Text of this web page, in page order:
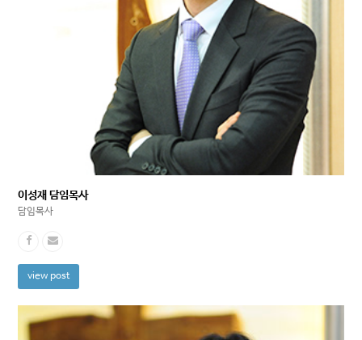
이성재 담임목사
담임목사
view post